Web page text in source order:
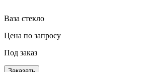
Ваза стекло
Цена по запросу
Под заказ